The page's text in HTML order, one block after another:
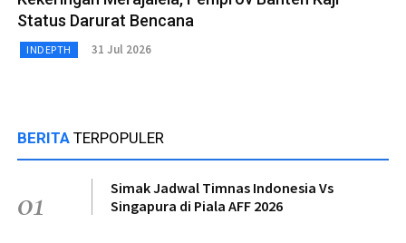
Status Darurat Bencana
INDEPTH 31 Jul 2026
BERITA TERPOPULER
01
Simak Jadwal Timnas Indonesia Vs
Singapura di Piala AFF 2026